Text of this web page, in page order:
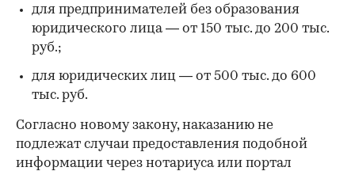
для предпринимателей без образования
юридического лица — от 150 тыс. до 200 тыс.
руб.;
для юридических лиц — от 500 тыс. до 600
тыс. руб.
Согласно новому закону, наказанию не
подлежат случаи предоставления подобной
информации через нотариуса или портал